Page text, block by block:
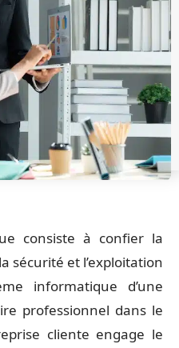
consiste à confier la
sécurité et l’exploitation
informatique d’une
professionnel dans le
cliente engage le